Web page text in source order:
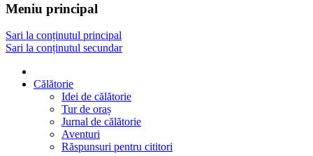
Meniu principal
Sari la conținutul principal
Sari la conținutul secundar
Călătorie
Idei de călătorie
Tur de oraș
Jurnal de călătorie
Aventuri
Răspunsuri pentru cititori